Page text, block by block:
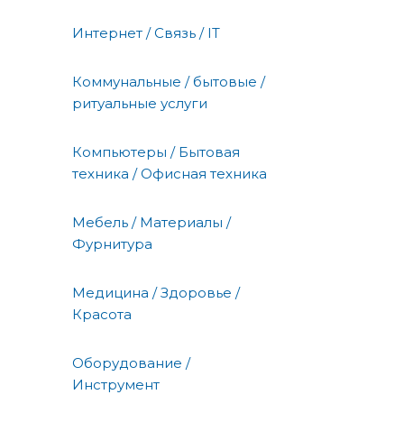
Интернет / Связь / IT
Коммунальные / бытовые /
ритуальные услуги
Компьютеры / Бытовая
техника / Офисная техника
Мебель / Материалы /
Фурнитура
Медицина / Здоровье /
Красота
Оборудование /
Инструмент